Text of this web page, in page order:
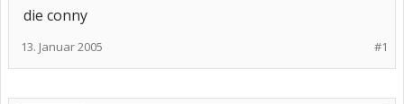
die conny
#1
13. Januar 2005